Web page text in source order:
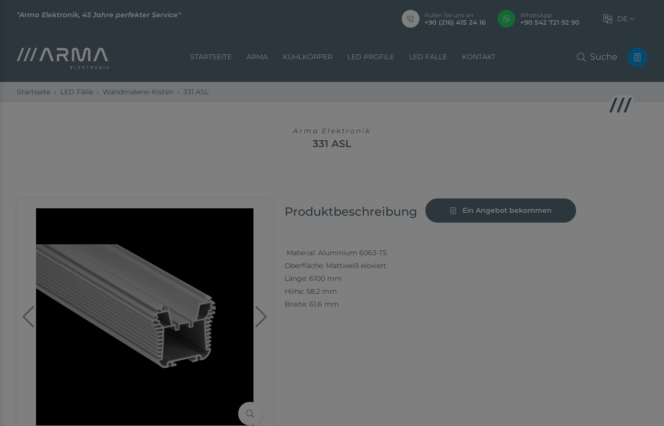
"Arma Elektronik, 45 Jahre perfekter Service" Rufen Sie uns an
+90 (216) 415 24 16
WhatsApp
+90 542 721 92 90 DE
STARTSEITE ARMA KÜHLKÖRPER LED PROFILE LED FÄLLE KONTAKT Suche
Startseite LED Fälle Wandmalerei-Kisten 331 ASL
Arma Elektronik
331 ASL
Produktbeschreibung Ein Angebot bekommen
Material: Aluminium 6063-T5
Oberfläche: Mattweiß eloxiert
Länge: 6100 mm
Höhe: 58,2 mm
Breite: 61,6 mm